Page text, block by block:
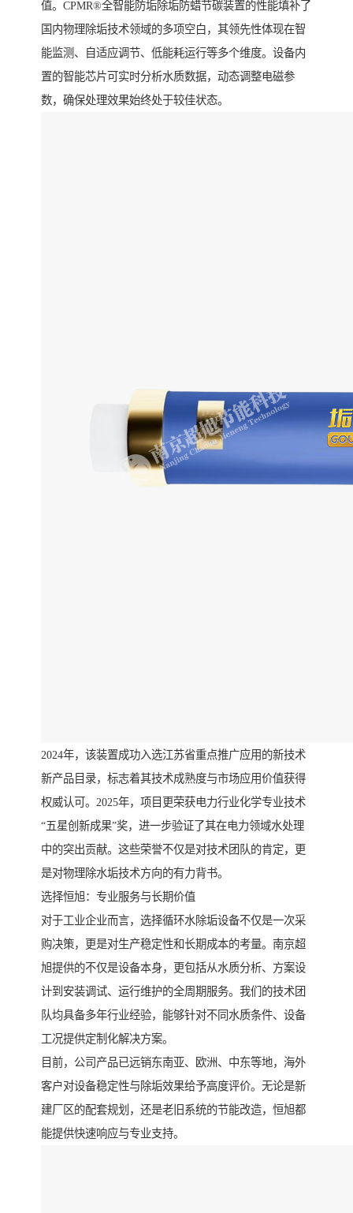
值。CPMR®全智能防垢除垢防蜡节碳装置的性能填补了
国内物理除垢技术领域的多项空白，其领先性体现在智
能监测、自适应调节、低能耗运行等多个维度。设备内
置的智能芯片可实时分析水质数据，动态调整电磁参
数，确保处理效果始终处于较佳状态。
2024年，该装置成功入选江苏省重点推广应用的新技术
新产品目录，标志着其技术成熟度与市场应用价值获得
权威认可。2025年，项目更荣获电力行业化学专业技术
“五星创新成果”奖，进一步验证了其在电力领域水处理
中的突出贡献。这些荣誉不仅是对技术团队的肯定，更
是对物理除水垢技术方向的有力背书。
选择恒旭：专业服务与长期价值
对于工业企业而言，选择循环水除垢设备不仅是一次采
购决策，更是对生产稳定性和长期成本的考量。南京超
旭提供的不仅是设备本身，更包括从水质分析、方案设
计到安装调试、运行维护的全周期服务。我们的技术团
队均具备多年行业经验，能够针对不同水质条件、设备
工况提供定制化解决方案。
目前，公司产品已远销东南亚、欧洲、中东等地，海外
客户对设备稳定性与除垢效果给予高度评价。无论是新
建厂区的配套规划，还是老旧系统的节能改造，恒旭都
能提供快速响应与专业支持。